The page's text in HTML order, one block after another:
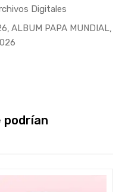
Digitales
ALBUM PAPA MUNDIAL
podrían